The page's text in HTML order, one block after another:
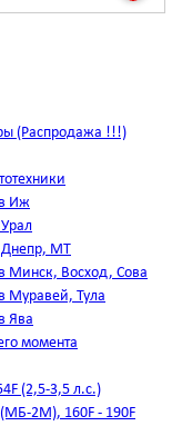
(Распродажа !!!)
Иж
Днепр, МТ
Минск, Восход, Сова
Муравей, Тула
Ява
момента
(2,5-3,5 л.с.)
(МБ-2М), 160F - 190F